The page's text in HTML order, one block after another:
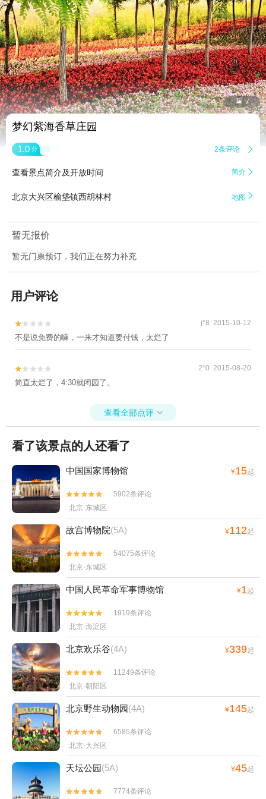
 7
梦幻紫海香草庄园
1.0 分 2条评论 
查看景点简介及开放时间 简介 
北京大兴区榆垡镇西胡林村 地图 
暂无报价
暂无门票预订，我们正在努力补充
用户评论

 j*8 2015-10-12
不是说免费的嘛，一来才知道要付钱，太烂了

 2*0 2015-08-20
简直太烂了，4:30就闭园了。
查看全部点评 
看了该景点的人还看了
中国国家博物馆 ¥15起


5902条评论
北京·东城区
故宫博物院(5A) ¥112起


54075条评论
北京·东城区
中国人民革命军事博物馆 ¥1起


1919条评论
北京·海淀区
北京欢乐谷(4A) ¥339起


11249条评论
北京·朝阳区
北京野生动物园(4A) ¥145起


6585条评论
北京·大兴区
天坛公园(5A) ¥45起

 7774条评论
